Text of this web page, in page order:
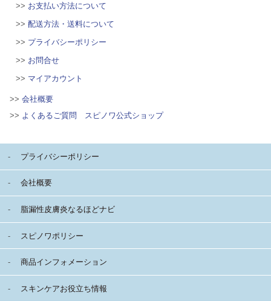
>> お支払い方法について
>>配送方法・送料について
>> プライバシーポリシー
>> お問合せ
>> マイアカウント
>>会社概要
>> よくあるご質問 スピノワ公式ショップ
プライバシーポリシー
会社概要
脂漏性皮膚炎なるほどナビ
スピノワポリシー
商品インフォメーション
スキンケアお役立ち情報